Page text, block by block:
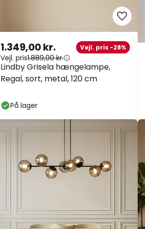
Lindby Grisela hængelampe,
Regal, sort, metal, 120 cm
1.349,00 kr. Vejl. pris -28%
Vejl. pris1.889,00 kr.
På lager